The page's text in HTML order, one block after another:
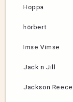
Hoppa
hörbert
Imse Vimse
Jack n Jill
Jackson Reece